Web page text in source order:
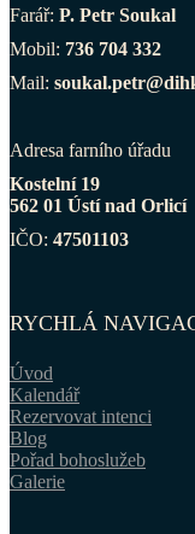
Farář: P. Petr Soukal
Mobil: 736 704 332
Mail:
Adresa farního úřadu
Kostelní 19
562 01 Ústí nad Orlicí
IČO: 47501103
RYCHLÁ
Úvod
Kalendář
Rezervovat intenci
Blog
Pořad bohoslužeb
Galerie